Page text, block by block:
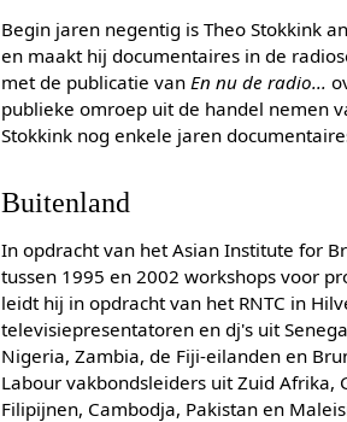
Begin jaren negentig is Theo Stokkink
en maakt hij documentaires in de
met de publicatie vanEn nu de radio...
publieke omroep uit de handel nemen
Stokkink nog enkele jaren
Buitenland
In opdracht van het Asian Institute for
tussen 1995 en 2002 workshops voor
leidt hij in opdracht van het RNTC in
televisiepresentatoren en dj's uit
Nigeria, Zambia, de Fiji-eilanden en
Labour vakbondsleiders uit Zuid Afrika,
Filipijnen, Cambodja, Pakistan en